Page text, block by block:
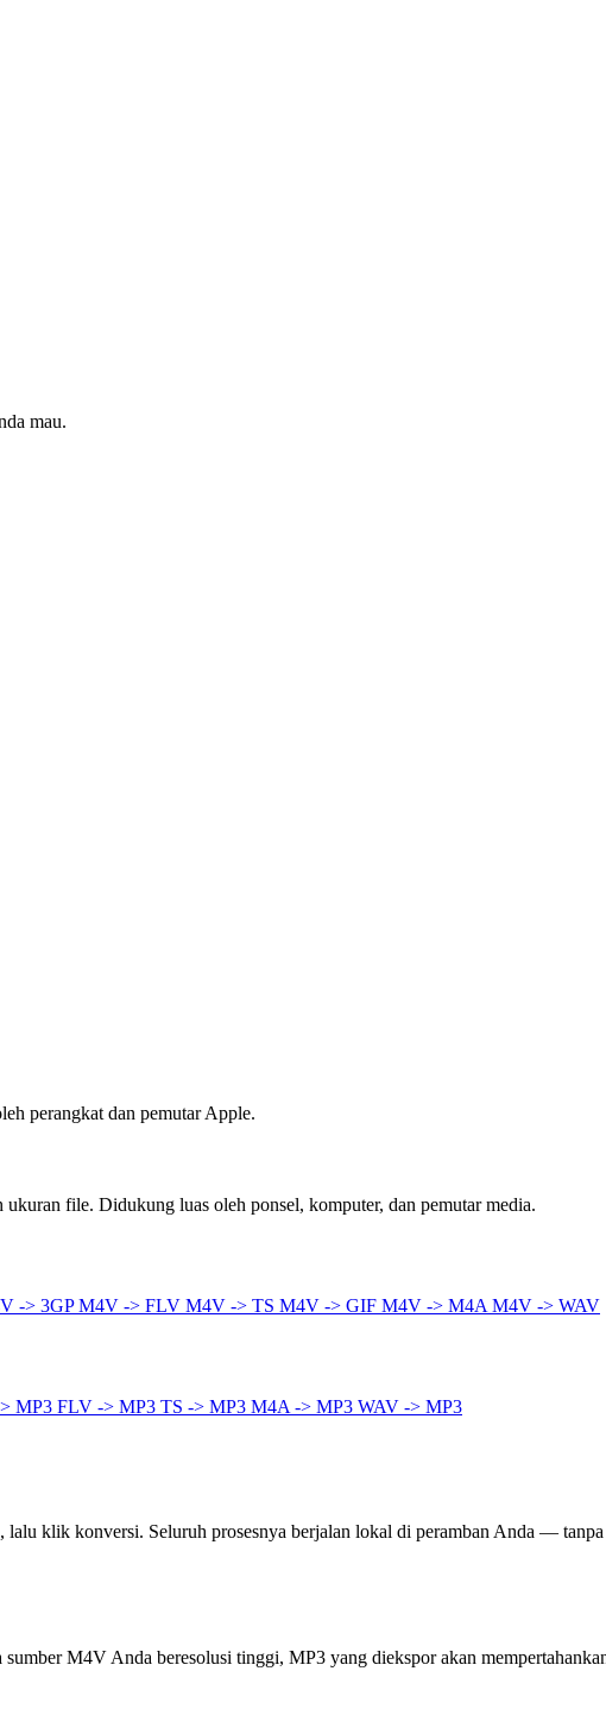
mau.
perangkat dan pemutar Apple.
file. Didukung luas oleh ponsel, komputer, dan pemutar media.
-> 3GPM4V -> FLV M4V -> TS M4V -> GIF M4V -> M4A M4V -> WAV
MP3 FLV -> MP3 TS -> MP3 M4A -> MP3 WAV -> MP3
klik konversi. Seluruh prosesnya berjalan lokal di peramban Anda — tanpa
M4V Anda beresolusi tinggi, MP3 yang diekspor akan